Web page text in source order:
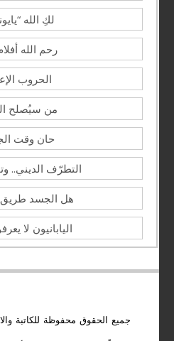
لكِ الله
رحم الله
الحروب
من سيُصلح
حان وقت
التطرّف الديني..
هل الجسد
اليابانيون لا
جميع الحقوق محفوظة للكاتبة